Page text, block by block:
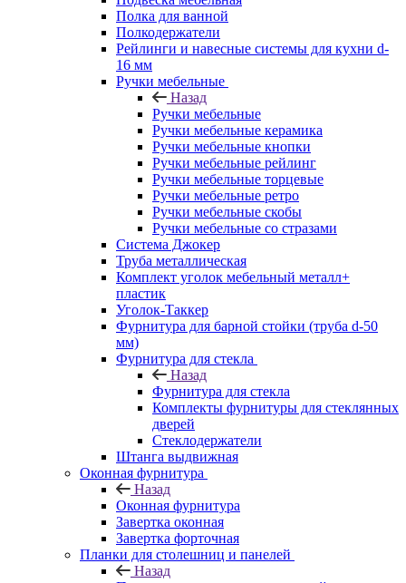
Полка для ванной
Полкодержатели
Рейлинги и навесные системы для кухни d-
16 мм
Ручки мебельные
Назад
Ручки мебельные
Ручки мебельные керамика
Ручки мебельные кнопки
Ручки мебельные рейлинг
Ручки мебельные торцевые
Ручки мебельные ретро
Ручки мебельные скобы
Ручки мебельные со стразами
Система Джокер
Труба металлическая
Комплект уголок мебельный металл+
пластик
Уголок-Таккер
Фурнитура для барной стойки (труба d-50
мм)
Фурнитура для стекла
Назад
Фурнитура для стекла
Комплекты фурнитуры для стеклянных
дверей
Стеклодержатели
Штанга выдвижная
Оконная фурнитура
Назад
Оконная фурнитура
Завертка оконная
Завертка форточная
Планки для столешниц и панелей
Назад